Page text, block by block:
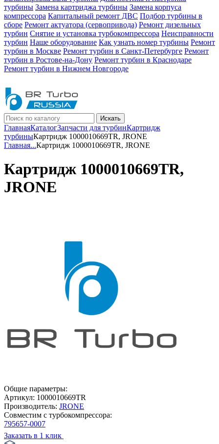
турбины Замена картриджа турбины Замена корпуса
компрессора Капитальный ремонт ДВС Подбор турбины в
сборе Ремонт актуатора (сервопривода) Ремонт дизельных
турбин Снятие и установка турбокомпрессора Неисправности
турбин Наше оборудование Как узнать номер турбины Ремонт
турбин в Москве Ремонт турбин в Санкт-Петербурге Ремонт
турбин в Ростове-на-Дону Ремонт турбин в Краснодаре
Ремонт турбин в Нижнем Новгороде
Искать
ГлавнаяКаталогЗапчасти для турбинКартридж
турбиныКартридж 1000010669TR, JRONE
Главная...Картридж 1000010669TR, JRONE
Картридж 1000010669TR,
JRONE
Общие параметры:
Артикул: 1000010669TR
Производитель: JRONE
Совместим с турбокомпрессора:
795657-0007
Заказать в 1 клик